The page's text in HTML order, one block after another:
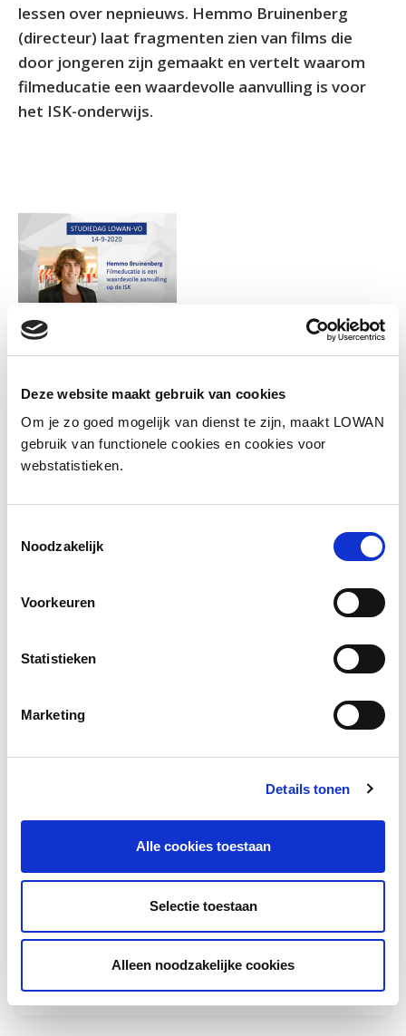
Deze website maakt gebruik van cookies
Om je zo goed mogelijk van dienst te zijn, maakt LOWAN
gebruik van functionele cookies en cookies voor
webstatistieken.
Noodzakelijk
Voorkeuren
Statistieken
Marketing
Details tonen
Alle cookies toestaan
Selectie toestaan
Alleen noodzakelijke cookies
lessen over nepnieuws. Hemmo Bruinenberg
(directeur) laat fragmenten zien van films die
door jongeren zijn gemaakt en vertelt waarom
filmeducatie een waardevolle aanvulling is voor
het ISK-onderwijs.
Informatie
Jaar van uitgave:
De workshop Goed van start in de ISK werd
Meer lezen